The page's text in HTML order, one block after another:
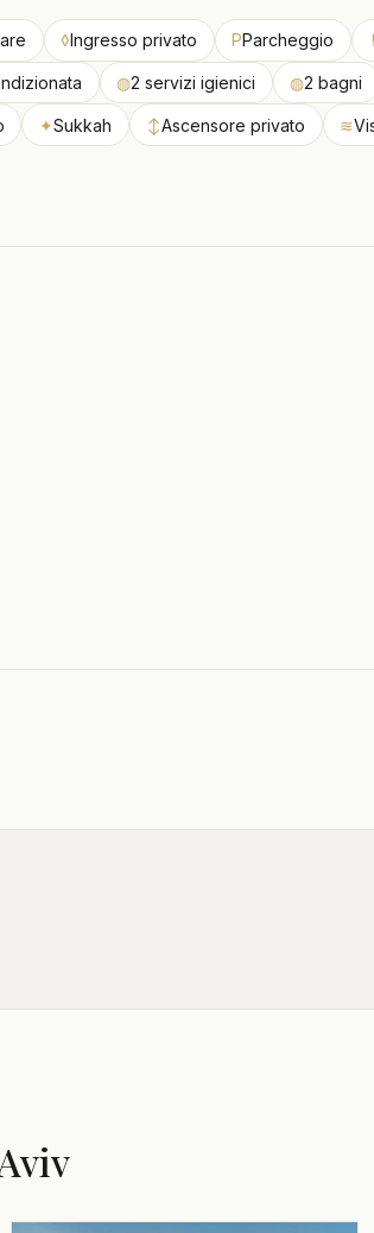
◊Ingresso privato PParcheggio
◍2 servizi igienici ◍2 bagni
✦Sukkah ↕Ascensore privato ≋